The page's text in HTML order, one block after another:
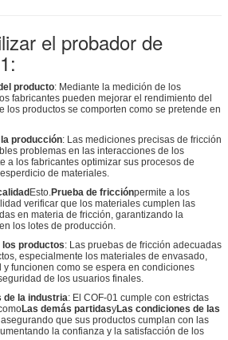
el probador de
producto: Mediante la medición de los
fabricantes pueden mejorar el rendimiento del
los productos se comporten como se pretende en
producción: Las mediciones precisas de fricción
problemas en las interacciones de los
a los fabricantes optimizar sus procesos de
de materiales.
Esto.Prueba de fricciónpermite a los
verificar que los materiales cumplen las
en materia de fricción, garantizando la
los lotes de producción.
los productos: Las pruebas de fricción adecuadas
especialmente los materiales de envasado,
funcionen como se espera en condiciones
de los usuarios finales.
de la industria: El COF-01 cumple con estrictas
Las demás partidasyLas condiciones de las
asegurando que sus productos cumplan con las
la confianza y la satisfacción de los